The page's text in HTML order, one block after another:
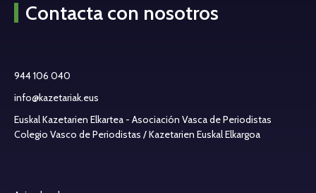
Contacta con nosotros
944 106 040
info@kazetariak.eus
Euskal Kazetarien Elkartea - Asociación Vasca de Periodistas
Colegio Vasco de Periodistas / Kazetarien Euskal Elkargoa